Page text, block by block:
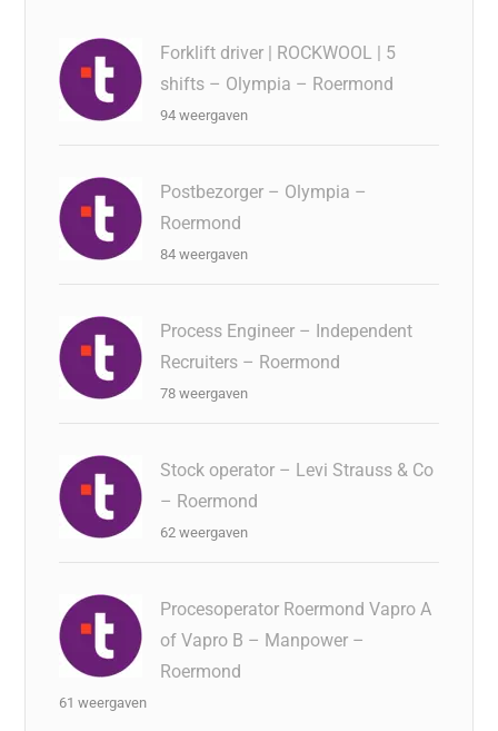
Forklift driver | ROCKWOOL | 5
shifts – Olympia – Roermond
94 weergaven
Postbezorger – Olympia –
Roermond
84 weergaven
Process Engineer – Independent
Recruiters – Roermond
78 weergaven
Stock operator – Levi Strauss & Co
– Roermond
62 weergaven
Procesoperator Roermond Vapro A
of Vapro B – Manpower –
Roermond
61 weergaven